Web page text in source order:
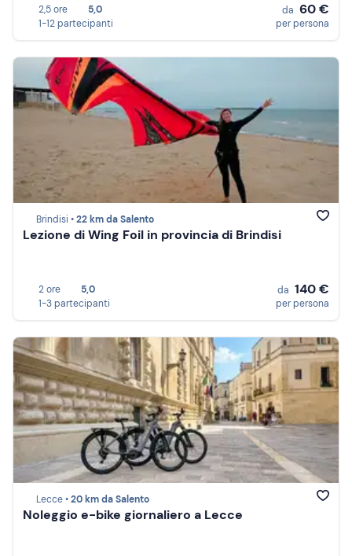
2,5 ore
5,0
1-12 partecipanti
da 60 €
per persona
Brindisi •22 km da Salento
Lezione di Wing Foil in provincia di Brindisi
2 ore
5,0
1-3 partecipanti
da 140 €
per persona
Lecce •20 km da Salento
Noleggio e-bike giornaliero a Lecce